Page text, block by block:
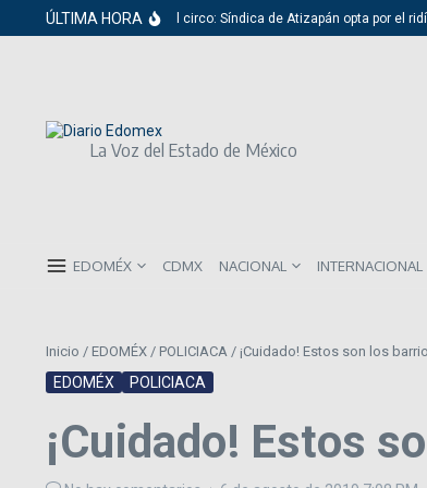
Saltar al contenido
ÚLTIMA HORA
Del cabildo al circo: Síndica de Atizapán opta por el
La Voz del Estado de México
EDOMÉX CDMX NACIONAL INTERNACIONAL
Inicio / EDOMÉX / POLICIACA / ¡Cuidado! Estos son los
EDOMÉX POLICIACA
¡Cuidado! Estos